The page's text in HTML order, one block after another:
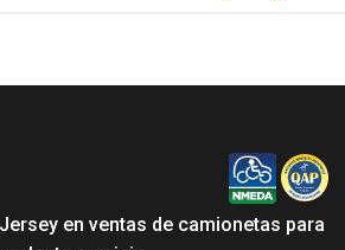
en ventas de camionetas para